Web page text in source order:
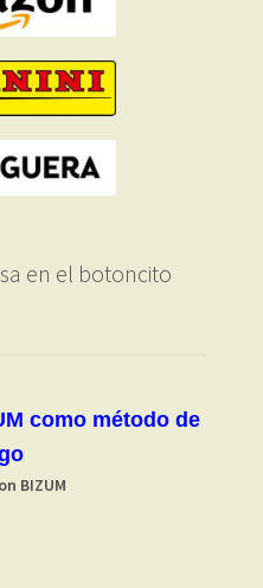
en el botoncito
como método de